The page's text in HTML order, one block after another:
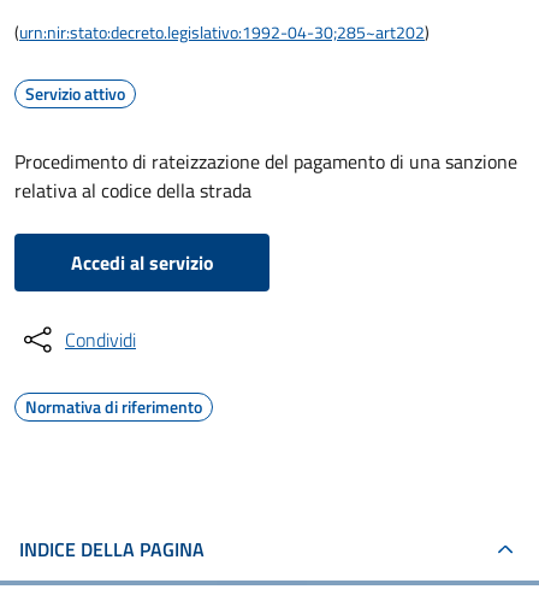
(urn:nir:stato:decreto.legislativo:1992-04-30;285~art202)
Servizio attivo
Procedimento di rateizzazione del pagamento di una sanzione
relativa al codice della strada
Accedi al servizio
Condividi
Normativa di riferimento
INDICE DELLA PAGINA